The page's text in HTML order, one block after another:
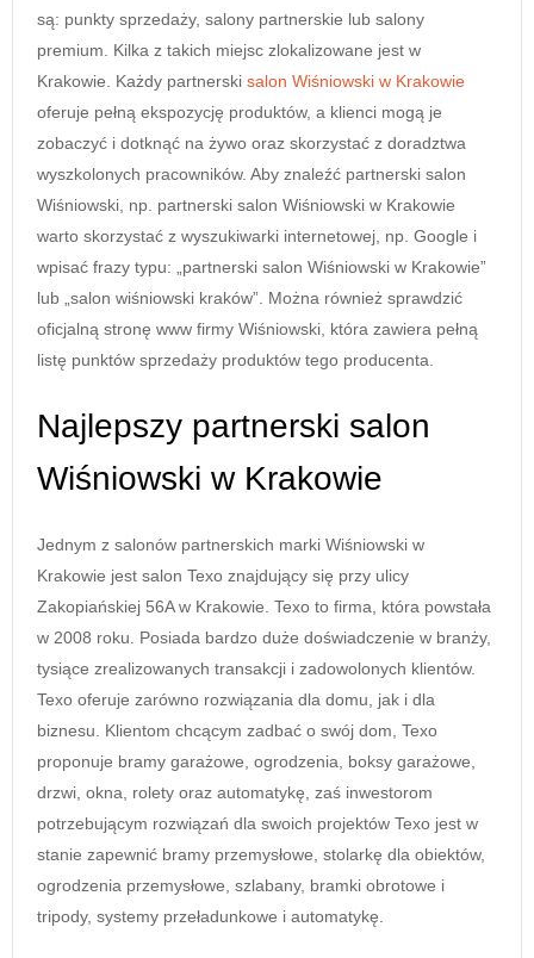
są: punkty sprzedaży, salony partnerskie lub salony
premium. Kilka z takich miejsc zlokalizowane jest w
Krakowie. Każdy partnerski salon Wiśniowski w Krakowie
oferuje pełną ekspozycję produktów, a klienci mogą je
zobaczyć i dotknąć na żywo oraz skorzystać z doradztwa
wyszkolonych pracowników. Aby znaleźć partnerski salon
Wiśniowski, np. partnerski salon Wiśniowski w Krakowie
warto skorzystać z wyszukiwarki internetowej, np. Google i
wpisać frazy typu: „partnerski salon Wiśniowski w Krakowie”
lub „salon wiśniowski kraków”. Można również sprawdzić
oficjalną stronę www firmy Wiśniowski, która zawiera pełną
listę punktów sprzedaży produktów tego producenta.
Najlepszy partnerski salon
Wiśniowski w Krakowie
Jednym z salonów partnerskich marki Wiśniowski w
Krakowie jest salon Texo znajdujący się przy ulicy
Zakopiańskiej 56A w Krakowie. Texo to firma, która powstała
w 2008 roku. Posiada bardzo duże doświadczenie w branży,
tysiące zrealizowanych transakcji i zadowolonych klientów.
Texo oferuje zarówno rozwiązania dla domu, jak i dla
biznesu. Klientom chcącym zadbać o swój dom, Texo
proponuje bramy garażowe, ogrodzenia, boksy garażowe,
drzwi, okna, rolety oraz automatykę, zaś inwestorom
potrzebującym rozwiązań dla swoich projektów Texo jest w
stanie zapewnić bramy przemysłowe, stolarkę dla obiektów,
ogrodzenia przemysłowe, szlabany, bramki obrotowe i
tripody, systemy przeładunkowe i automatykę.